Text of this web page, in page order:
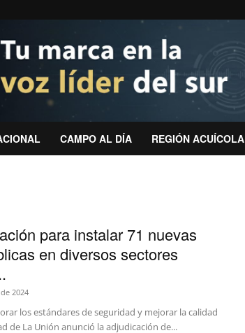
CAMPO AL DÍA REGIÓN ACUÍCOLA
para instalar 71 nuevas
en diversos sectores
2024
los estándares de seguridad y mejorar la calidad
de La Unión anunció la adjudicación de...